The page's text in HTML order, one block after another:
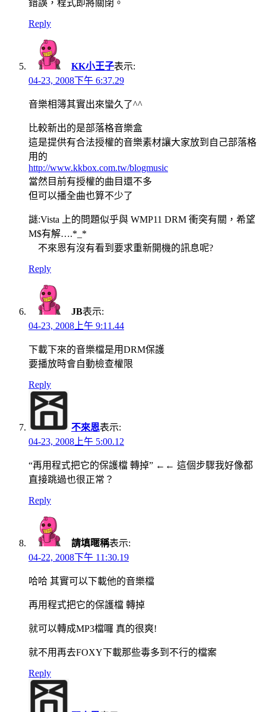
錯誤，程式即將關閉。
Reply
KK小王子表示:
04-23, 2008下午 6:37.29
音樂相簿其實出來蠻久了^^
比較新出的是部落格音樂盒
這是提供有合法授權的音樂素材讓大家放到自己部落格
用的
http://www.kkbox.com.tw/blogmusic
當然目前有授權的曲目還不多
但可以播全曲也算不少了
謎:Vista 上的問題似乎與 WMP11 DRM 衝突有關，希望
M$有解….*_*
不來恩有沒有看到要求重新開機的訊息呢?
Reply
JB表示:
04-23, 2008上午 9:11.44
下載下來的音樂檔是用DRM保護
要播放時會自動檢查權限
Reply
不來恩表示:
04-23, 2008上午 5:00.12
“再用程式把它的保護檔 轉掉” ←← 這個步驟我好像都
直接跳過也很正常？
Reply
請填暱稱表示:
04-22, 2008下午 11:30.19
哈哈 其實可以下載他的音樂檔
再用程式把它的保護檔 轉掉
就可以轉成MP3檔囉 真的很爽!
就不用再去FOXY下載那些毒多到不行的檔案
Reply